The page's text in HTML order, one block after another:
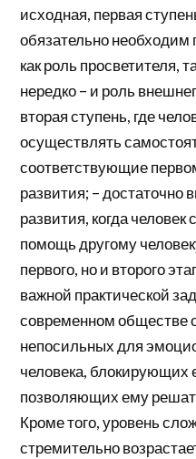
исходная, первая
обязательно
как роль просветителя,
нередко – и роль
вторая ступень, где
осуществлять
соответствующие
развития; – достаточно
развития, когда
помощь другому
первого, но и второго
важной практической
современном обществе
непосильных для
человека, блокирующих
позволяющих ему
Кроме того, уровень
стремительно